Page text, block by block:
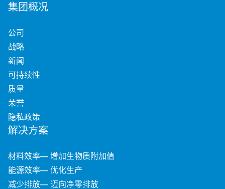
集团概况
公司
战略
新闻
可持续性
质量
荣誉
隐私政策
解决方案
材料效率— 增加生物质附加值
能源效率— 优化生产
减少排放— 迈向净零排放